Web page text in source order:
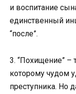
и воспитание
единственный
“после”.
3. “Похищение” –
которому чудом
преступника. Но